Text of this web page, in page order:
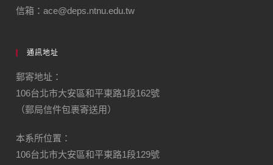
信箱：ace@deps.ntnu.edu.tw
通訊地址
郵寄地址：
106台北市大安區和平東路1段162號
（郵局信件包裹寄送用）
本系所位置：
106台北市大安區和平東路1段129號